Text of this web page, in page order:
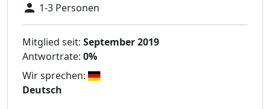
1-3 Personen
Mitglied seit: September 2019
Antwortrate: 0%
Wir sprechen:
Deutsch